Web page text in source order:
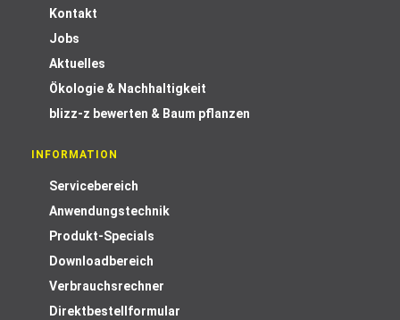
Kontakt
Jobs
Aktuelles
Ökologie & Nachhaltigkeit
blizz-z bewerten & Baum pflanzen
INFORMATION
Servicebereich
Anwendungstechnik
Produkt-Specials
Downloadbereich
Verbrauchsrechner
Direktbestellformular